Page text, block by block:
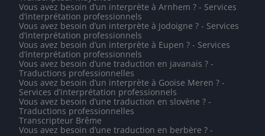
Vous avez besoin d’un interprète à Arnhem ? - Services
d’interprétation professionnels
Vous avez besoin d’un interprète à Jodoigne ? - Services
d’interprétation professionnels
Vous avez besoin d’un interprète à Eupen ? - Services
d’interprétation professionnels
Vous avez besoin d’une traduction en javanais ? -
Traductions professionnelles
Vous avez besoin d’un interprète à Gooise Meren ? -
Services d’interprétation professionnels
Vous avez besoin d’une traduction en slovène ? -
Traductions professionnelles
Transcripteur Brême
Vous avez besoin d’une traduction en berbère ? -